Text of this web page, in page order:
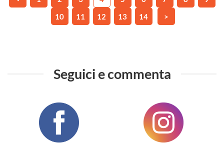
10
11 12 13 14 >
Seguici e commenta